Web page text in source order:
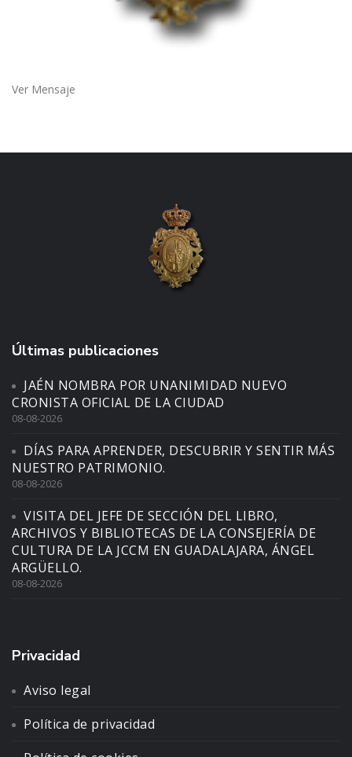
Ver Mensaje
Últimas publicaciones
JAÉN NOMBRA POR UNANIMIDAD NUEVO
CRONISTA OFICIAL DE LA CIUDAD
08-08-2026
DÍAS PARA APRENDER, DESCUBRIR Y SENTIR MÁS
NUESTRO PATRIMONIO.
08-08-2026
VISITA DEL JEFE DE SECCIÓN DEL LIBRO,
ARCHIVOS Y BIBLIOTECAS DE LA CONSEJERÍA DE
CULTURA DE LA JCCM EN GUADALAJARA, ÁNGEL
ARGÜELLO.
08-08-2026
Privacidad
Aviso legal
Política de privacidad